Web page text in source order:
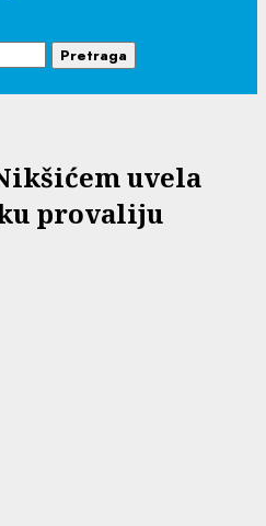
uvela
provaliju